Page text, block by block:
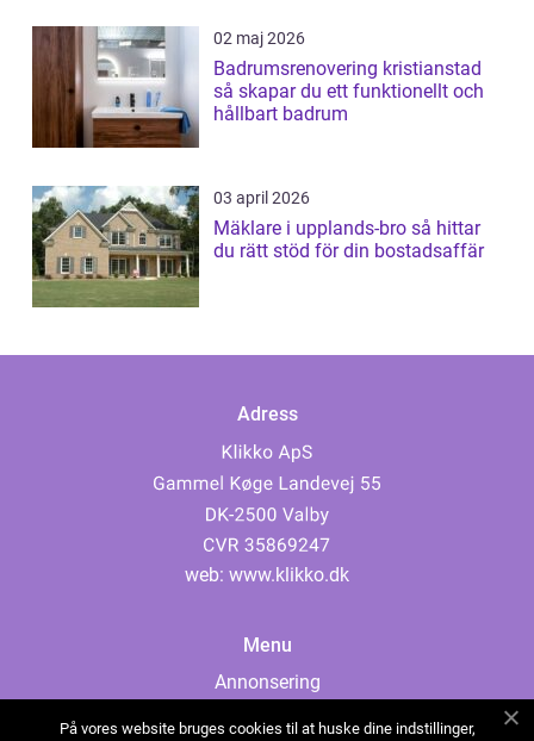
02 maj 2026
Badrumsrenovering kristianstad
så skapar du ett funktionellt och
hållbart badrum
03 april 2026
Mäklare i upplands-bro så hittar
du rätt stöd för din bostadsaffär
Adress
web: www.klikko.dk
Menu
Annonsering
På vores website bruges cookies til at huske dine indstillinger,